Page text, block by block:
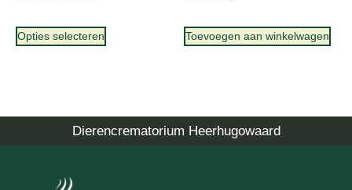
Opties selecteren Toevoegen aan winkelwagen
Dierencrematorium Heerhugowaard